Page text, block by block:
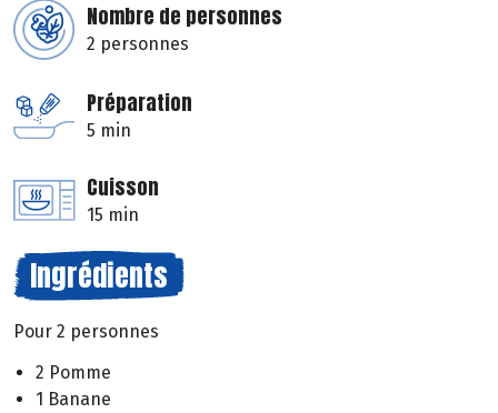
Nombre de personnes
2 personnes
Préparation
5 min
Cuisson
15 min
Ingrédients
Pour 2 personnes
2 Pomme
1 Banane